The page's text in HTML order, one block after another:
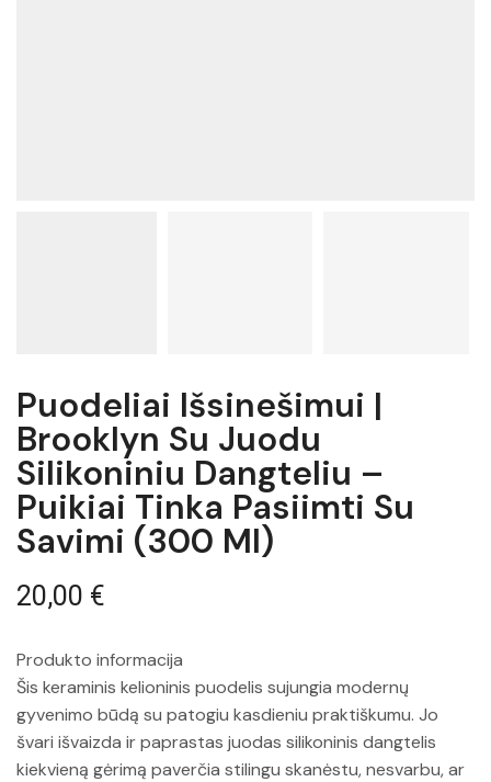
Puodeliai Išsinešimui |
Brooklyn Su Juodu
Silikoniniu Dangteliu –
Puikiai Tinka Pasiimti Su
Savimi (300 Ml)
20,00 €
Produkto informacija
Šis keraminis kelioninis puodelis sujungia modernų
gyvenimo būdą su patogiu kasdieniu praktiškumu. Jo
švari išvaizda ir paprastas juodas silikoninis dangtelis
kiekvieną gėrimą paverčia stilingu skanėstu, nesvarbu, ar